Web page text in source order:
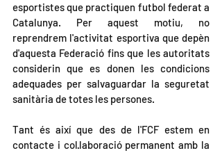
esportistes que practiquen futbol federat a
Catalunya. Per aquest motiu, no
reprendrem l'activitat esportiva que depèn
d'aquesta Federació fins que les autoritats
considerin que es donen les condicions
adequades per salvaguardar la seguretat
sanitària de totes les persones.
Tant és així que des de l'FCF estem en
contacte i col·laboració permanent amb la